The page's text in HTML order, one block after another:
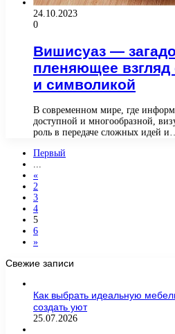
24.10.2023
0
Вишисуаз —
пленяющее взгляд
и символикой
В современном мире, где
доступной и многообразной,
роль в передаче сложных идей и…
Первый
«
2
3
4
5
6
»
Свежие записи
Как выбрать идеальную
создать уют
25.07.2026